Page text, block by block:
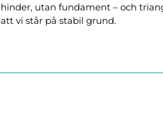
hinder, utan fundament – och
att vi står på stabil grund.